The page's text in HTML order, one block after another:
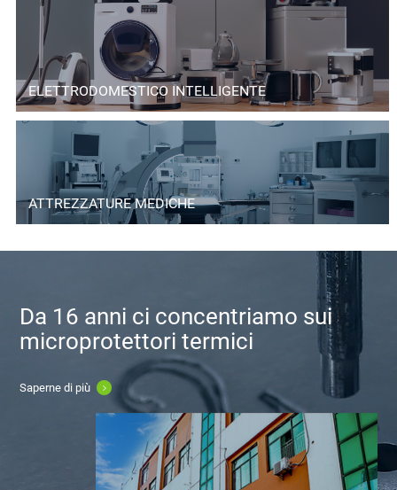
ELETTRODOMESTICO INTELLIGENTE
ATTREZZATURE MEDICHE
microprotettori termici
Saperne di più